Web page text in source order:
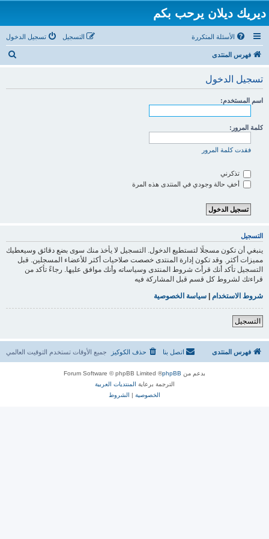
ديريك ديلان يرحب بكم
الأسئلة المتكررة تسجيل الدخول التسجيل
فهرس المنتدى
تسجيل الدخول
اسم المستخدم:
كلمة المرور:
فقدت كلمة المرور
تذكرني
أخفِ حالة وجودي في المنتدى هذه المرة
التسجيل
ينبغي أن تكون مسجلًا لتستطيع الدخول. التسجيل لا يأخذ منك سوى بضع دقائق وسيعطيك
مميزات أكثر. وقد تكون إدارة المنتدى خصصت صلاحيات أكثر للأعضاء المسجلين. قبل
التسجيل تأكد أنك قرأتَ شروط المنتدى وسياساته وأنك موافق عليها. رجاءً تأكد من
قراءتك لشروط كل قسم قبل المشاركة فيه
شروط الاستخدام | سياسة الخصوصية
التسجيل
فهرس المنتدى جميع الأوقات تستخدم التوقيت العالمي حذف الكوكيز اتصل بنا
بدعم من phpBB
® Forum Software © phpBB Limited
الترجمة برعاية المنتديات العربية
الخصوصية | الشروط